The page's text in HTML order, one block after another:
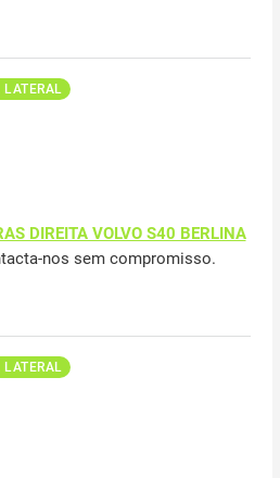
LATERAL
DIREITA VOLVO S40 BERLINA
nos sem compromisso.
LATERAL